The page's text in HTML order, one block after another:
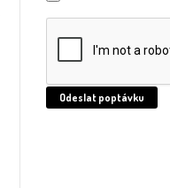
Odeslat poptávku